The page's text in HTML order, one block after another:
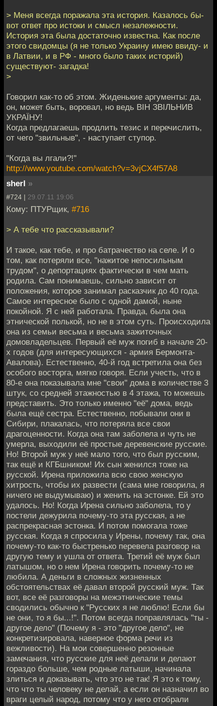
> Меня всегда поражала эта история. Казалось бы-
вот ответ про истоки и смысл незалежности.
История эта была достаточно известна. Как после
этого свидомцы (я не только Украину имею ввиду- и
в Латвии, и в РФ - много было таких историй)
существуют- загадка!
>
Говорил как-то об этом. Жиденькие аргументы: да,
он, может быть, воровал, но ведь ВІН ЗВІЛЬНИВ
УКРАЇНУ!
Когда предлагаешь продлить тезис и перечислить,
от чего "звильныв", - наступает ступор.
"Когда вы лгали?!"
http://www.youtube.com/watch?v=3vjCX4f57A8
sherl »
#724 | 29.07.11 19:06
Кому: ПТУРщик, #716
> А тебе что рассказывали?
И такое, как тебе, и про батрачество на селе. И о
том, как потеряли все, "нажитое непосильным
трудом", о депортациях фактически в чем мать
родила. Сам понимаешь, сильно зависит от
положения, которое занимал расказчик до 40 года.
Самое интересное было с одной дамой, ныне
покойной. Я с ней работала. Правда, была она
этнической полькой, но не в этом суть. Происходила
она из семьи весьма и весьма зажиточных
домовладельцев. Первый её муж погиб в начале 20-
х годов (для интересующихся - армия Бермонта-
Авалова). Естественно, 40-й год встретила она без
особого восторга, мягко говоря. Если учесть, что в
80-е она показывала мне "свои" дома в количестве 3
штук, со средней этажностью в 4 этажа, то можешь
представить. Это только именно "её" дома, ведь
была ещё сестра. Естественно, побывали они в
Сибири, плакалась, что потеряла все свои
драгоценности. Когда она там заболела и чуть не
умерла, выходили её простые деревенские русские.
Но! Второй муж у неё мало того, что был русским,
так ещё и КГБшником! Их сын женился тоже на
русской. Ирена приложила всю свою женскую
хитрость, чтобы их развести (сама мне говорила, я
ничего не выдумываю) и женить на эстонке. Ей это
удалось. Но! Когда Ирена сильно заболела, то у
постели дежурила почему-то эта русская, а не
распрекрасная эстонка. И потом помогала тоже
русская. Когда я спросила у Ирены, почему так, она
почему-то как-то быстренько перевела разговор на
другую тему и ушла от ответа. Третий её муж был
латышом, но о нем Ирена говорить почему-то не
любила. А деньги в сложных жизненных
обстоятельствах её давал второй русский муж. Так
вот, все её разговоры на межэтнические темы
сводились обычно к "Русских я не люблю! Если бы
не они, то я бы...!". Потом всегда поправлялась "ты -
другое дело" (Почему я - это "другое дело", не
конкретизировала, наверное форма речи из
вежливости). На мои совершенно резонные
замечания, что русские для неё делали и делают
гораздо больше, чем родные латыши, начинала
злиться и доказывать, что это не так! Я это к тому,
что что ты человеку не делай, а если он назначил во
враги целый народ, потому что у него отобрали